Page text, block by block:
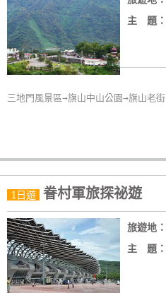
員
帳
戶
客
單
Line
線
上
客
服
主 題：
三地門風景區→旗山中山公園→旗山老街
1日遊 眷村軍旅探祕遊
旅遊地：
主 題：